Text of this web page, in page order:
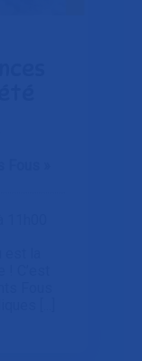
»
la
C’est
Fous
[...]